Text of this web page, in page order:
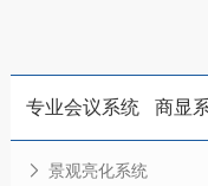
专业会议系统 商显
景观亮化系统